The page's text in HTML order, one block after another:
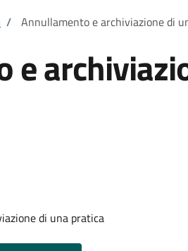
/ Annullamento e archiviazione di
e
di una pratica